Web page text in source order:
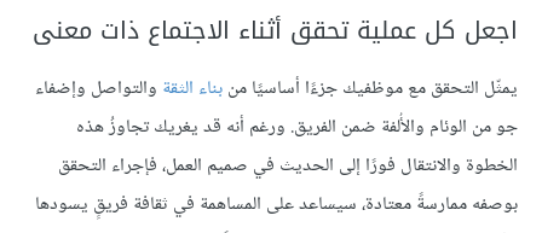
اجعل كل عملية تحقق أثناء الاجتماع ذات معنى
يمثّل التحقق مع موظفيك جزءًا أساسيًا منبناء الثقة والتواصل وإضفاء
جو من الوئام والأُلفة ضمن الفريق. ورغم أنه قد يغريك تجاوزُ هذه
الخطوة والانتقال فورًا إلى الحديث في صميم العمل، فإجراء التحقق
بوصفه ممارسةً معتادة، سيساعد على المساهمة في ثقافة فريقٍ يسودها